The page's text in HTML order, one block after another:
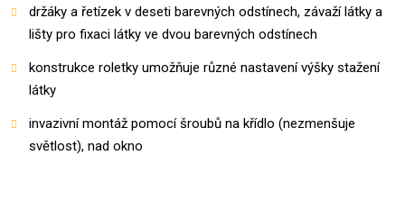
držáky a řetízek v deseti barevných odstínech, závaží látky a
lišty pro fixaci látky ve dvou barevných odstínech
konstrukce roletky umožňuje různé nastavení výšky stažení
látky
invazivní montáž pomocí šroubů na křídlo (nezmenšuje
světlost), nad okno